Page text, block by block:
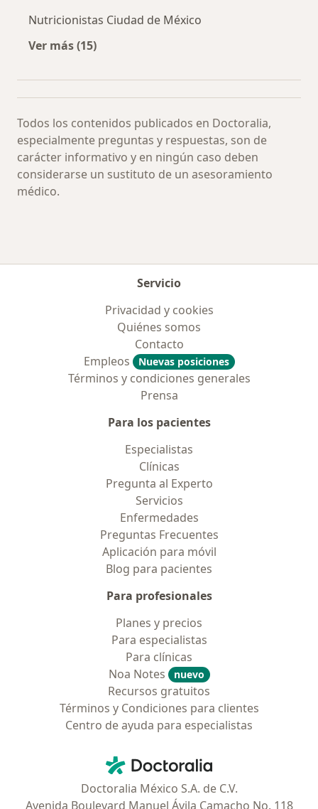
Nutricionistas Ciudad de México
Ver más (15)
Todos los contenidos publicados en Doctoralia,
especialmente preguntas y respuestas, son de
carácter informativo y en ningún caso deben
considerarse un sustituto de un asesoramiento
médico.
Servicio
Privacidad y cookies
Quiénes somos
Contacto
Empleos
Nuevas posiciones
Términos y condiciones generales
Prensa
Para los pacientes
Especialistas
Clínicas
Pregunta al Experto
Servicios
Enfermedades
Preguntas Frecuentes
Aplicación para móvil
Blog para pacientes
Para profesionales
Planes y precios
Para especialistas
Para clínicas
Noa Notes
nuevo
Recursos gratuitos
Términos y Condiciones para clientes
Centro de ayuda para especialistas
Doctoralia - Página de inicio
Doctoralia México S.A. de C.V.
Avenida Boulevard Manuel Ávila Camacho No. 118